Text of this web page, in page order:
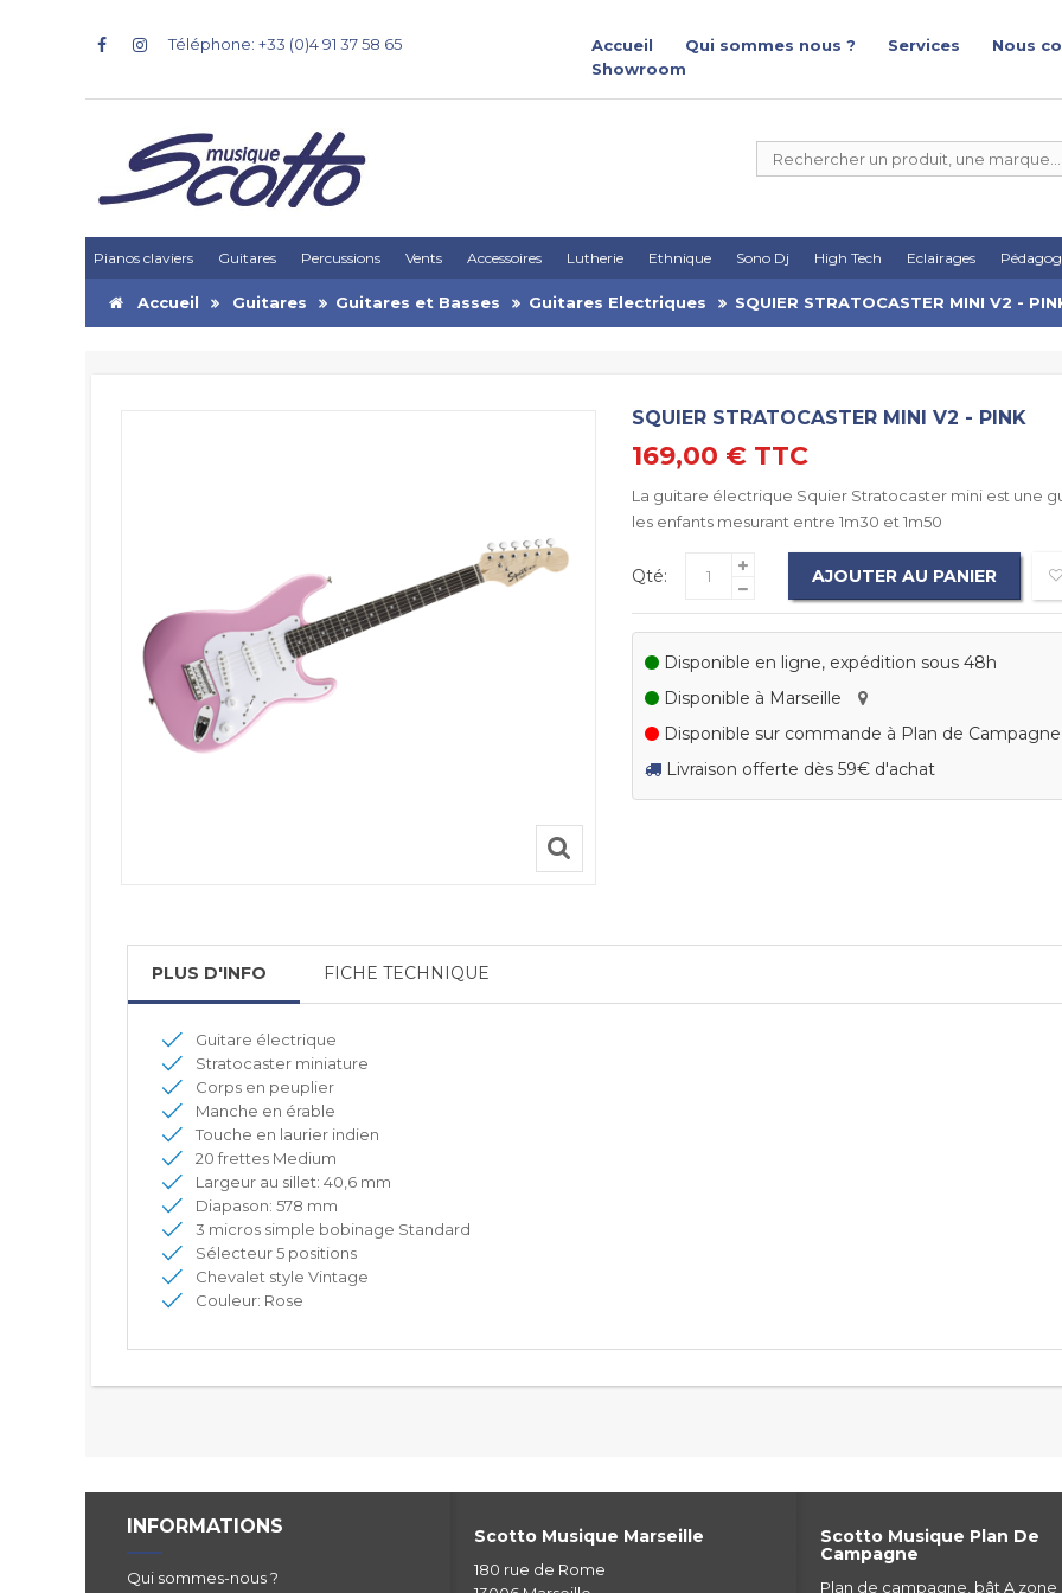
Téléphone: +33 (0)4 91 37 58 65 Accueil Qui sommes nous ? Services
Nous
Showroom
Pianos claviers Guitares Percussions Vents Accessoires Lutherie Ethnique Sono Dj High Tech Eclairages
Accueil Guitares Guitares et Basses Guitares Electriques SQUIER STRATOCASTER MINI V2 -
SQUIER STRATOCASTER MINI V2 - PINK
169,00 € TTC
La guitare électrique Squier Stratocaster mini est une
les enfants mesurant entre 1m30 et 1m50
Qté: AJOUTER AU PANIER
Disponible en ligne, expédition sous 48h
Disponible à Marseille
Disponible sur commande à Plan de
Livraison offerte dès 59€ d'achat
PLUS D'INFO FICHE TECHNIQUE
Guitare électrique
Stratocaster miniature
Corps en peuplier
Manche en érable
Touche en laurier indien
20 frettes Medium
Largeur au sillet: 40,6 mm
Diapason: 578 mm
3 micros simple bobinage Standard
Sélecteur 5 positions
Chevalet style Vintage
Couleur: Rose
INFORMATIONS
Qui sommes-nous ?
Scotto Musique Marseille
180 rue de Rome
Scotto Musique Plan De
Campagne
Plan de campagne, bât A zone